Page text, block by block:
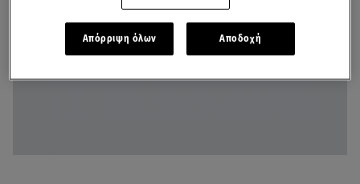
Απόρριψη όλων Αποδοχή